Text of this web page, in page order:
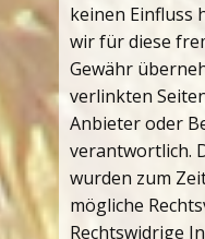
keinen Einfluss
wir für diese
Gewähr
verlinkten
Anbieter oder
verantwortlich.
wurden zum
mögliche
Rechtswidrige